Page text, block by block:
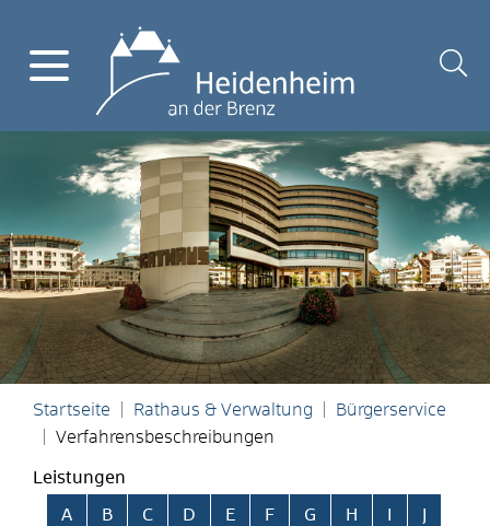
Startseite Rathaus & Verwaltung
Bürgerservice
Verfahrensbeschreibungen
Leistungen
Alphabetisches Register überspringen
A B C D E F G H